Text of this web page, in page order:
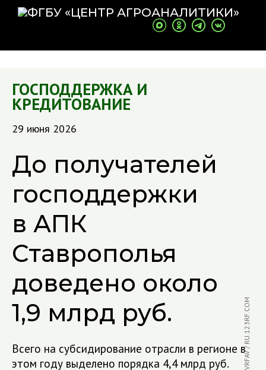
ГОСПОДДЕРЖКА И
КРЕДИТОВАНИЕ
29 июня 2026
До получателей
господдержки
в АПК
Ставрополья
доведено около
1,9 млрд руб.
Всего на субсидирование отрасли в регионе в
этом году выделено порядка 4,4 млрд руб.